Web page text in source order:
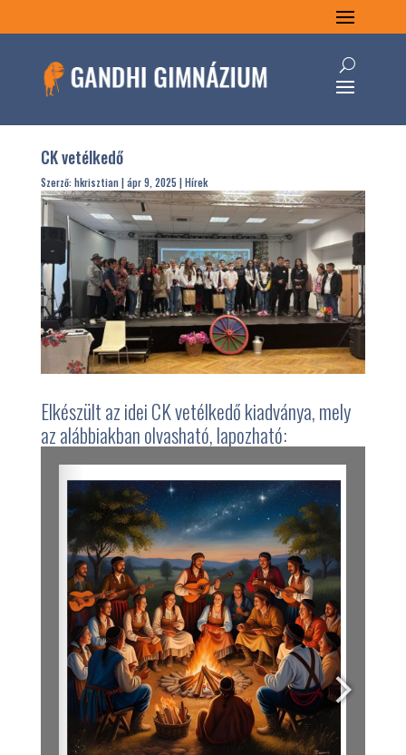
CK vetélkedő
Szerző:hkrisztian|ápr 9, 2025 |Hírek
Elkészült az idei CK vetélkedő kiadványa, mely
az alábbiakban olvasható, lapozható: